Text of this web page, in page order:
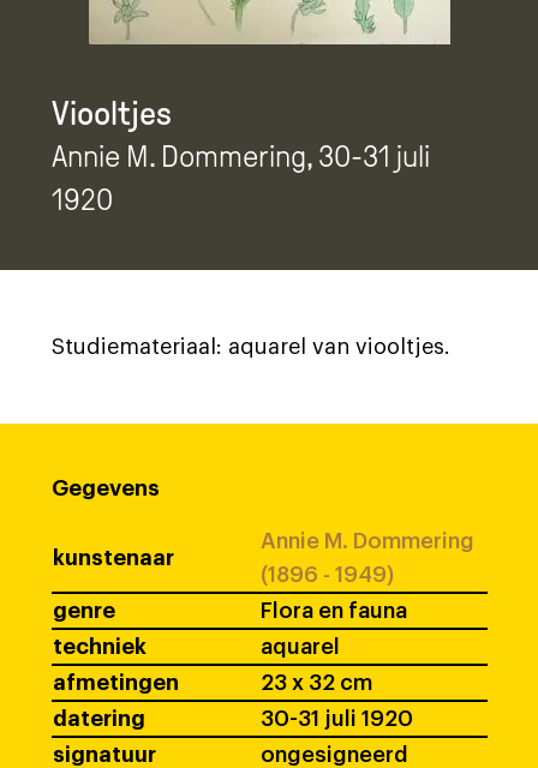
Viooltjes
Annie M. Dommering, 30-31 juli
1920
Studiemateriaal: aquarel van viooltjes.
Gegevens
kunstenaar
Annie M. Dommering
(1896 - 1949)
genre
Flora en fauna
techniek
aquarel
afmetingen
23 x 32 cm
datering
30-31 juli 1920
signatuur
ongesigneerd